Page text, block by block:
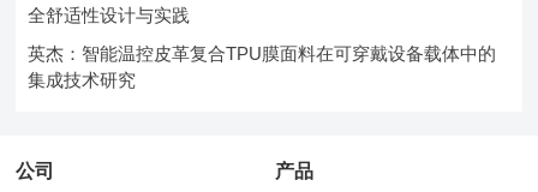
全舒适性设计与实践
英杰：智能温控皮革复合TPU膜面料在可穿戴设备载体中的
集成技术研究
公司 产品